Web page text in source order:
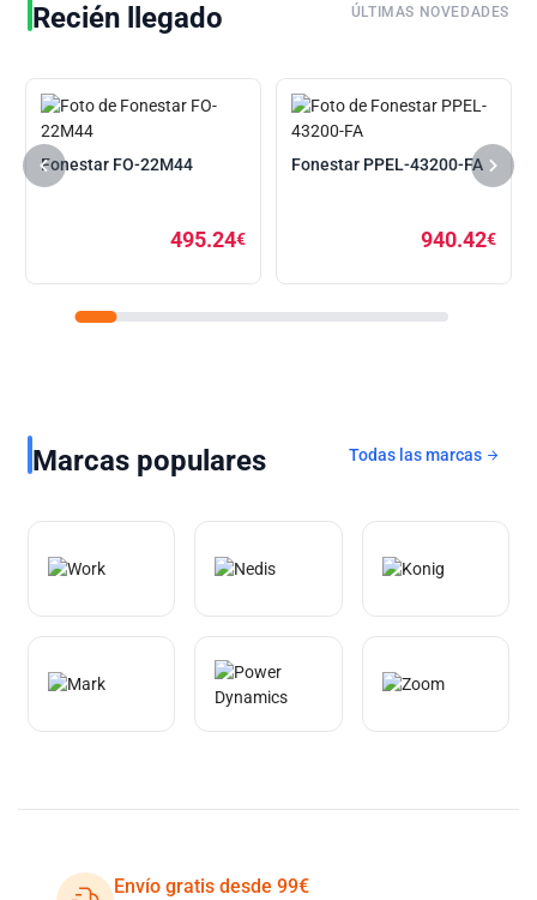
Recién llegado ÚLTIMAS NOVEDADES
Fonestar FO-22M44
495.24€
Fonestar PPEL-43200-FA
940.42€
Marcas populares Todas las marcas
Envío gratis desde 99€